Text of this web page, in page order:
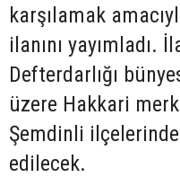
karşılamak
ilanını yayımladı.
Defterdarlığı
üzere Hakkari
Şemdinli
edilecek.